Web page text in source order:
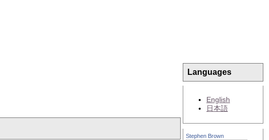
Languages
English
日本語
Stephen Brown